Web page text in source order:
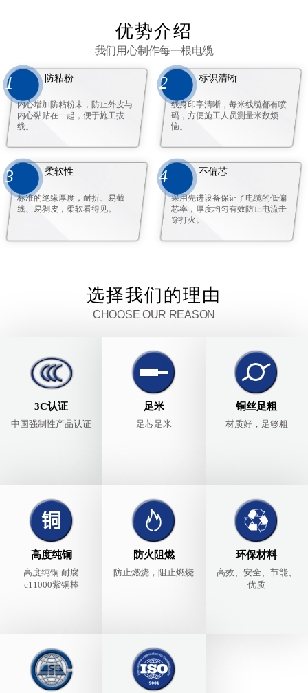
优势介绍
我们用心制作每一根电缆
1 防粘粉
内心增加防粘粉末，防止外皮与
内心黏贴在一起，便于施工拔
线。
2 标识清晰
线身印字清晰，每米线缆都有喷
码，方便施工人员测量米数烦
恼。
3 柔软性
标准的绝缘厚度，耐折、易截
线、易剥皮，柔软看得见。
4 不偏芯
采用先进设备保证了电缆的低偏
芯率，厚度均匀有效防止电流击
穿打火。
选择我们的理由
CHOOSE OUR REASON
3C认证
中国强制性产品认证
足米
足芯足米
铜丝足粗
材质好，足够粗
高度纯铜
高度纯铜 耐腐
c11000紫铜棒
防火阻燃
防止燃烧，阻止燃烧
环保材料
高效、安全、节能、
优质